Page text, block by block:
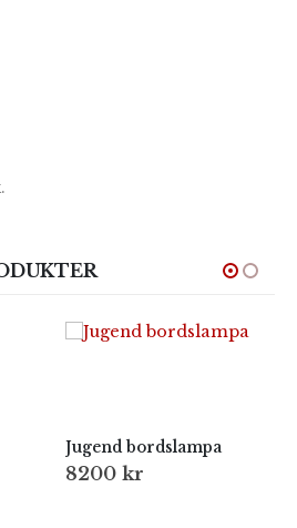
Jugend bordslampa
8200 kr